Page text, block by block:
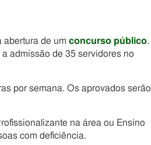
abertura de um concurso público.
admissão de 35 servidores no
por semana. Os aprovados serão
na área ou Ensino
com deficiência.